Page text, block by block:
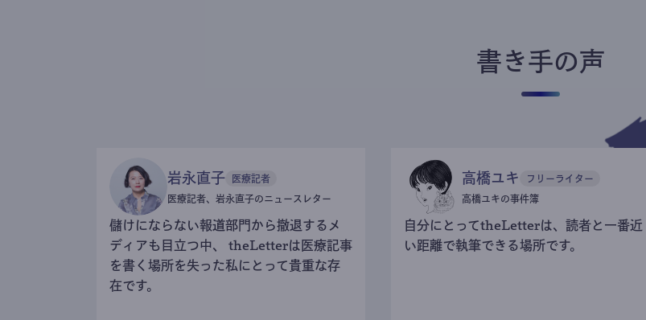
書き手の声
岩永直子 医療記者
医療記者、岩永直子のニュースレター
儲けにならない報道部門から撤退するメ
ディアも目立つ中、 theLetterは医療記事
を書く場所を失った私にとって貴重な存
在です。
高橋ユキ フリーライター
高橋ユキの事件簿
自分にとってtheLetterは、読者と一番近
い距離で執筆できる場所です。